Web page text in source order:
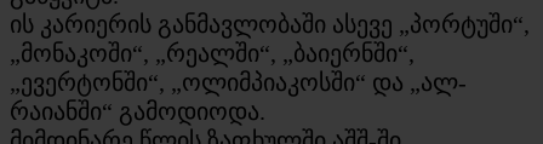
ის კარიერის განმავლობაში ასევე „პორტუში“,
„მონაკოში“, „რეალში“, „ბაიერნში“,
„ევერტონში“, „ოლიმპიაკოსში“ და „ალ-
რაიანში“ გამოდიოდა.